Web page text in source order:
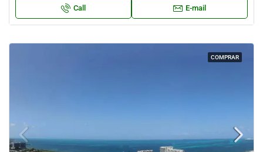
Call E-mail
COMPRAR